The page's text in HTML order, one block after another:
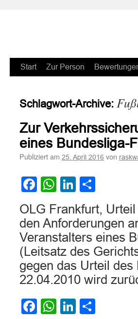
Zum
springen
Start Zur Person
Schlagwort-Archive:
Zur
eines Bundesliga-
Publiziert am 25. April 2016 von
Facebook
WhatsApp
LinkedIn
OLG Frankfurt,
den Anforderungen
Veranstalters eines
(Leitsatz des
gegen das Urteil
22.04.2010 wird
Facebook
WhatsApp
LinkedIn